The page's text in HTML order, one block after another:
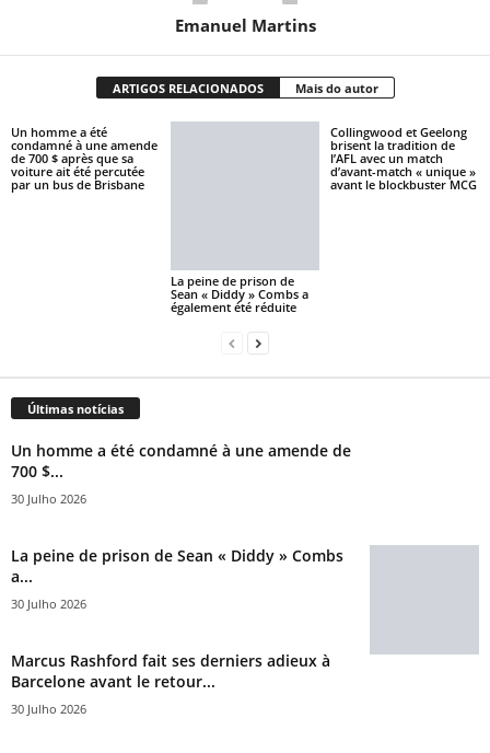
Emanuel Martins
ARTIGOS RELACIONADOS Mais do autor
Un homme a été
condamné à une amende
de 700 $ après que sa
voiture ait été percutée
par un bus de Brisbane
La peine de prison de
Sean « Diddy » Combs a
également été réduite
Collingwood et Geelong
brisent la tradition de
l’AFL avec un match
d’avant-match « unique »
avant le blockbuster MCG
Últimas notícias
Un homme a été condamné à une amende de
700 $...
30 Julho 2026
La peine de prison de Sean « Diddy » Combs
a...
30 Julho 2026
Marcus Rashford fait ses derniers adieux à
Barcelone avant le retour...
30 Julho 2026